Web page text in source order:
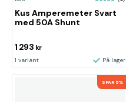
Kus Amperemeter Svart
med 50A Shunt
1 293 kr
1 variant På lager
SPAR 5%